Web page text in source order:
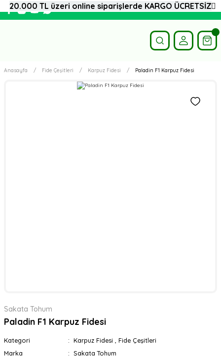
Anasayfa Fide Çeşitleri Karpuz Fidesi Paladin F1 Karpuz Fidesi
Sakata Tohum
Paladin F1 Karpuz Fidesi
Kategori Karpuz Fidesi
Fide Çeşitleri
Marka
Sakata Tohum
20.000 TL üzeri online siparişlerde KARGO ÜCRETSİZ